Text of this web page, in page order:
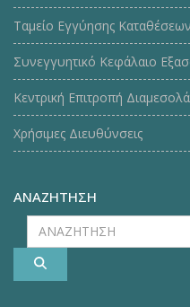
Ταμείο Εγγύησης
Συνεγγυητικό Κεφάλαιο
Κεντρική Επιτροπή
Χρήσιμες Διευθύνσεις
ΑΝΑΖΗΤΗΣΗ
ΑΝΑΖΗΤΗΣΗ